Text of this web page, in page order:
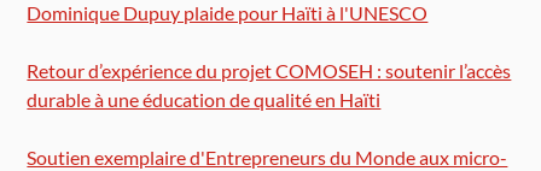
Dominique Dupuy plaide pour Haïti à l'UNESCO
Retour d’expérience du projet COMOSEH : soutenir l’accès
durable à une éducation de qualité en Haïti
Soutien exemplaire d'Entrepreneurs du Monde aux micro-